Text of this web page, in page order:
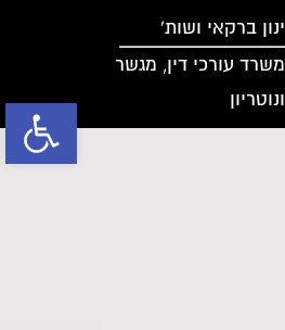
ינון ברקאי ושות’
משרד עורכי דין, מגשר
ונוטריון
פתח סרגל